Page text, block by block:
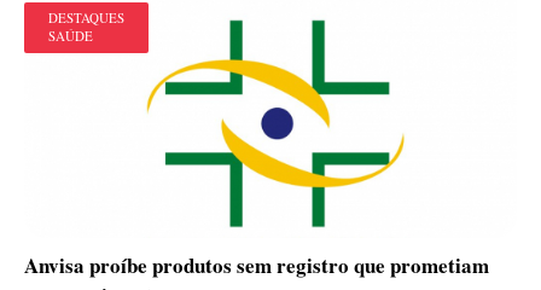
DESTAQUES
SAÚDE
Anvisa proíbe produtos sem registro que prometiam